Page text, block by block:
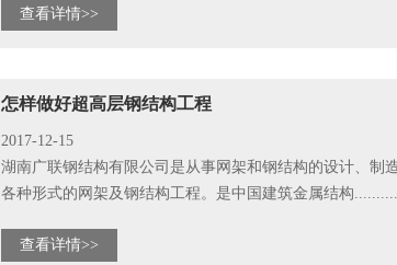
查看详情>>
怎样做好超高层钢结构工程
2017-12-15
湖南广联钢结构有限公司是从事网架和钢结构的设计、制
各种形式的网架及钢结构工程。是中国建筑金属结构
查看详情>>